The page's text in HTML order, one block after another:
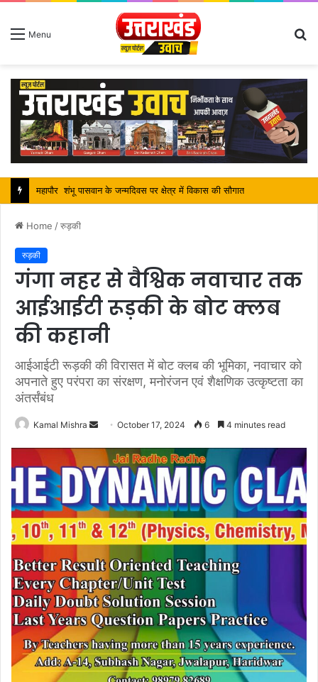
Menu
Home /रुड़की
रुड़की
गंगा नहर से वैश्विक नवाचार तक
आईआईटी रूड़की के बोट क्लब
की कहानी
आईआईटी रूड़की की विरासत में बोट क्लब की भूमिका, नवाचार को
अपनाते हुए परंपरा का संरक्षण, मनोरंजन एवं शैक्षणिक उत्कृष्टता का
अंतर्संबंध
Kamal Mishra
Send
email
October 17, 2024 6 4 minutes read